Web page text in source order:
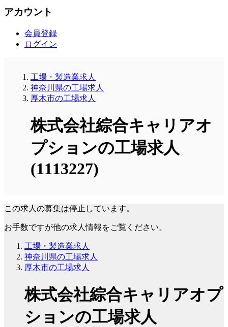
アカウント
会員登録
ログイン
工場・製造業求人
神奈川県の工場求人
厚木市の工場求人
株式会社綜合キャリアオ
プションの工場求人
(1113227)
この求人の募集は停止しています。
お手数ですが他の求人情報をご覧ください。
工場・製造業求人
神奈川県の工場求人
厚木市の工場求人
株式会社綜合キャリアオプ
ションの工場求人